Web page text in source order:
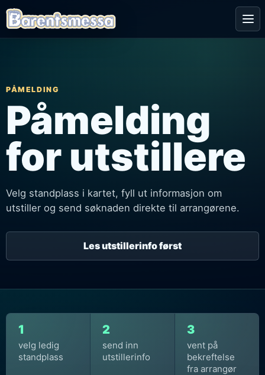
PÅMELDING
Påmelding
for utstillere
Velg standplass i kartet, fyll ut informasjon om
utstiller og send søknaden direkte til arrangørene.
Les utstillerinfo først
1
velg ledig
standplass
2
send inn
utstillerinfo
3
vent på
bekreftelse
fra arrangør